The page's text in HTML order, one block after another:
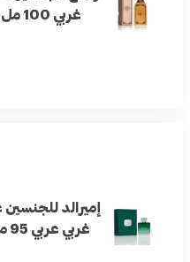
غربي 100 مل
إميرالد
غربي عربي 95 مل